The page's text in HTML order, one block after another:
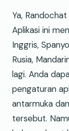
Ya,
Aplikasi ini
Inggris,
Rusia,
lagi. Anda
pengaturan
antarmuka
tersebut.